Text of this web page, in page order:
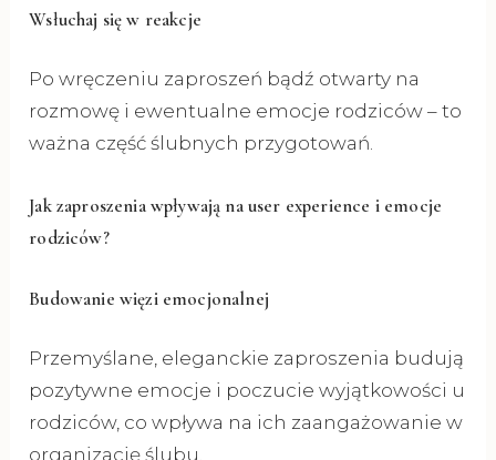
Wsłuchaj się w reakcje
Po wręczeniu zaproszeń bądź otwarty na
rozmowę i ewentualne emocje rodziców – to
ważna część ślubnych przygotowań.
Jak zaproszenia wpływają na user experience i emocje
rodziców?
Budowanie więzi emocjonalnej
Przemyślane, eleganckie zaproszenia budują
pozytywne emocje i poczucie wyjątkowości u
rodziców, co wpływa na ich zaangażowanie w
organizację ślubu.